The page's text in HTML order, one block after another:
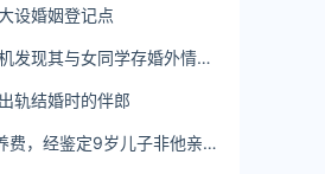
设婚姻登记点
发现其与女同学存婚外情，
轨结婚时的伴郎
费，经鉴定9岁儿子非他亲